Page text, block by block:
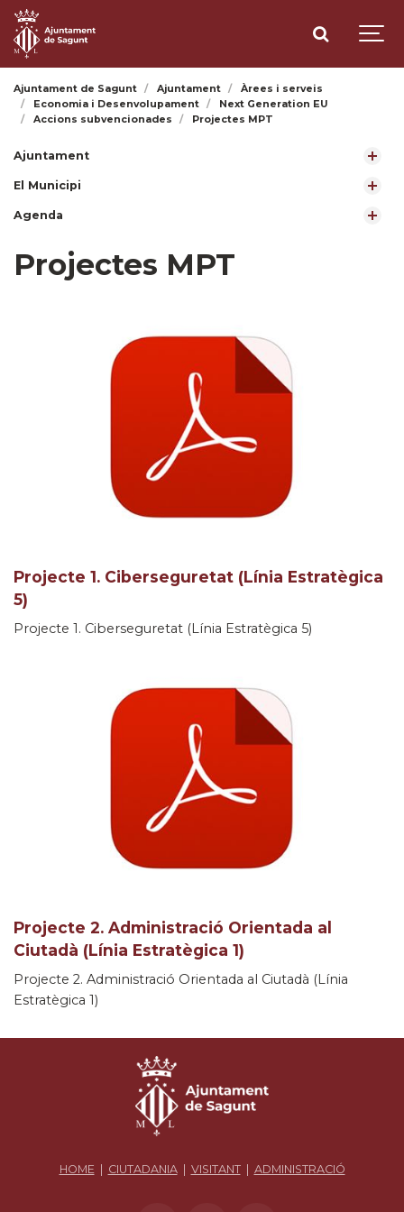
Ajuntament de Sagunt Ajuntament
Àrees i serveis
Economia i Desenvolupament
Next Generation EU
Accions subvencionades
Projectes MPT
Ajuntament
El Municipi
Agenda
Projectes MPT
Projecte 1. Ciberseguretat (Línia Estratègica
5)
Projecte 1. Ciberseguretat (Línia Estratègica 5)
Projecte 2. Administració Orientada al
Ciutadà (Línia Estratègica 1)
Projecte 2. Administració Orientada al Ciutadà (Línia
Estratègica 1)
HOME | CIUTADANIA| VISITANT| ADMINISTRACIÓ